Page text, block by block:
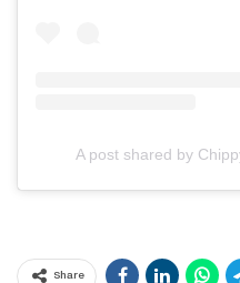
A post shared by
Share